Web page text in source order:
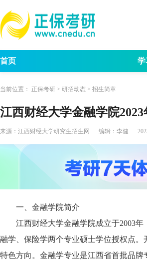
首页 学
当前位置： 正保考研 > 研招动态 > 招生简章
江西财经大学金融学院
来源： 江西财经大学研究生招生网 编辑： 李健
一、金融学院简介
江西财经大学金融学院成立于2003
融学、保险学两个专业硕士学位授权点
特色方向。金融学专业是江西省首批品